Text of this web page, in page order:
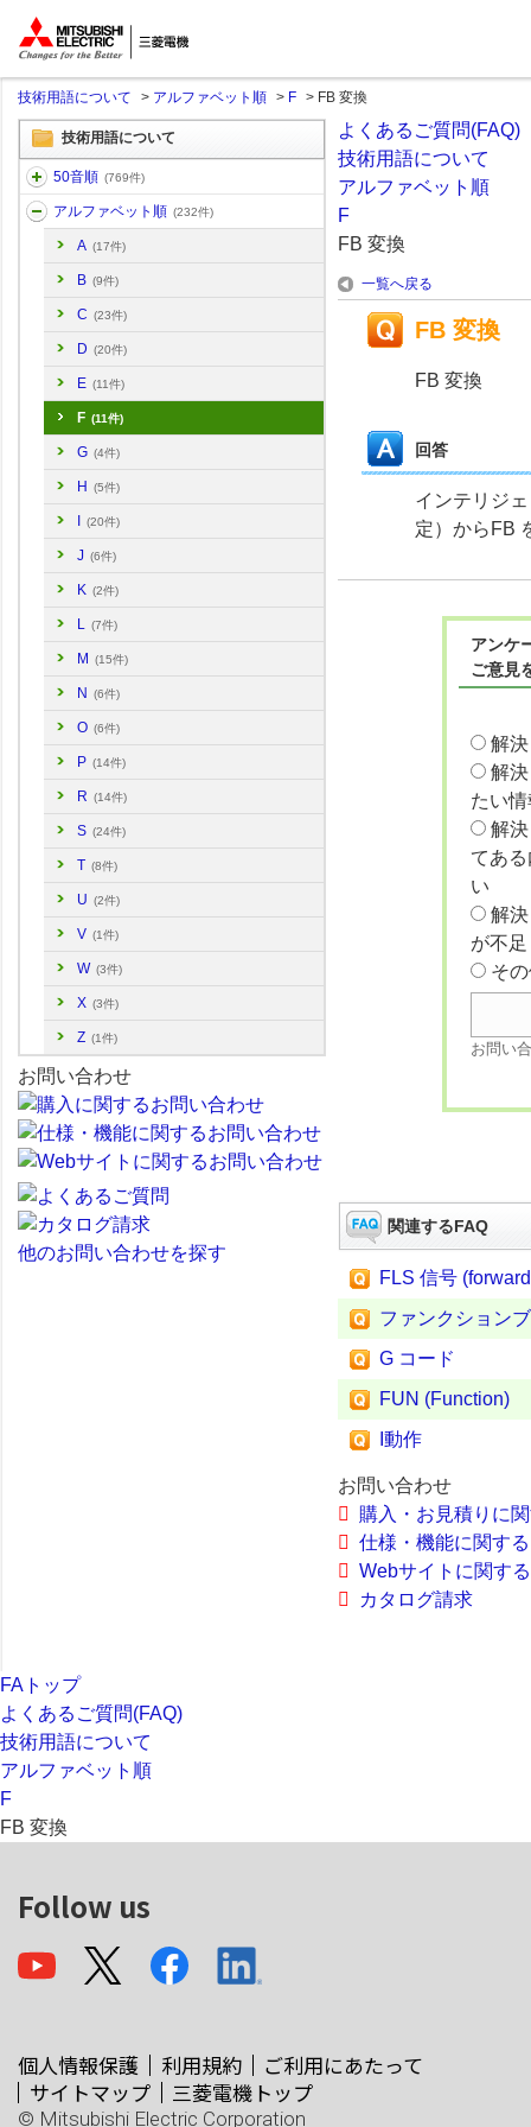
ここから本文
技術用語について
> アルファベット順 > F > FB 変換
技術用語について
50音順 (769件)
アルファベット順 (232件)
A (17件)
B (9件)
C (23件)
D (20件)
E (11件)
F (11件)
G (4件)
H (5件)
(20件)
J (6件)
K (2件)
L (7件)
M (15件)
N (6件)
O (6件)
P (14件)
R (14件)
S (24件)
T (8件)
U (2件)
V (1件)
W (3件)
X (3件)
Z (1件)
お問い合わせ
他のお問い合わせを探す
よくあるご質問(FAQ)
技術用語について
アルファベット順
F
FB 変換
一覧へ戻る
FB 変換
FB 変換
回答
インテリジ
定）からFB
アンケ
ご意見
解
解
たい
解
てあ
い
解
が不
そ
お問い
関連するFAQ
FLS 信号
ファンクション
G コード
FUN (Function)
I動作
お問い合わせ
購入・お見積りに
仕様・機能に関す
Webサイトに関す
カタログ請求
FAトップ
よくあるご質問(FAQ)
技術用語について
アルファベット順
F
FB 変換
Follow us
個人情報保護 利用規約
ご利用にあたって
サイトマップ
三菱電機トップ
© Mitsubishi Electric Corporation